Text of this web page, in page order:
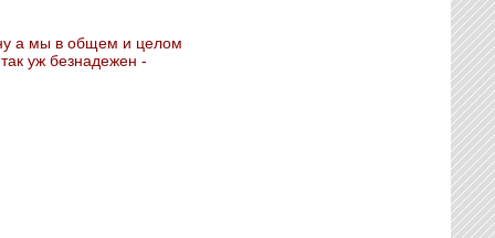
ну а мы в общем и целом
уж безнадежен -